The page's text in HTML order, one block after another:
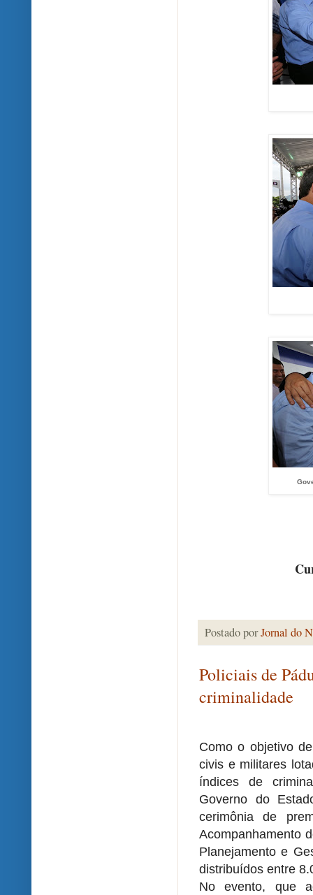
Postado porJornal do
Policiais de
criminalidade
Como o objetivo
civis e militares
índices de
Governo do
cerimônia de
Acompanhamento
Planejamento e
distribuídos entre
No evento, que